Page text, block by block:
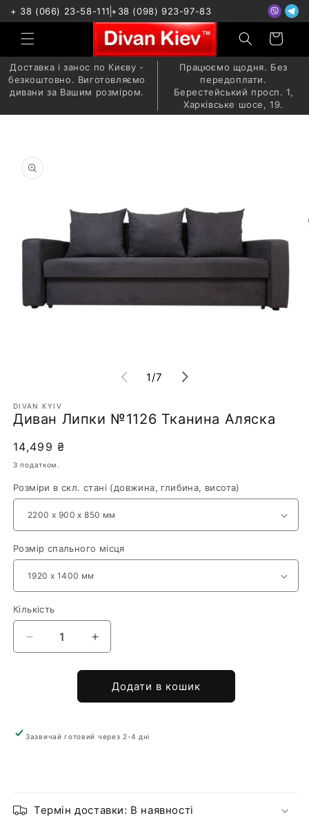
+ 38 (066) 23-58-111 +38 (098) 923-97-83
Доставка і занос по Києву -
безкоштовно. Виготовляємо
дивани за Вашим розміром.
Працюємо щодня. Без
передоплати.
Берестейський просп. 1,
Харківське шосе, 19.
1/7
DIVAN KYIV
Диван Липки №1126 Тканина Аляска
14,499 ₴
З податком.
Розміри в скл. стані (довжина, глибина, висота)
Розмір спального місця
Кількість
Додати в кошик
Зазвичай готовий через 2-4 дні
Термін доставки: В наявності